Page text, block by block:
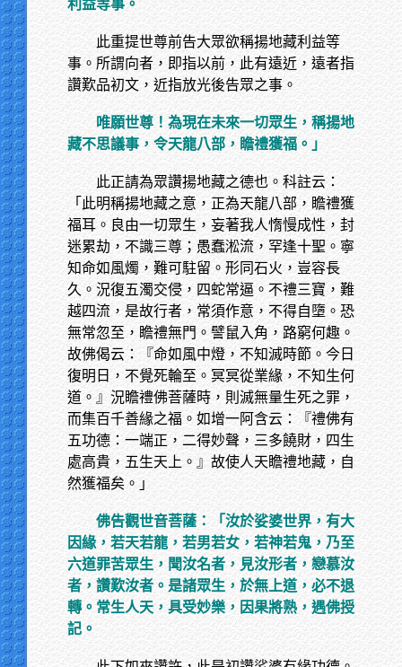
利益等事。
此重提世尊前告大眾欲稱揚地藏利益等
事。所謂向者，即指以前，此有遠近，遠者指
讚歎品初文，近指放光後告眾之事。
唯願世尊！為現在未來一切眾生，稱揚地
藏不思議事，令天龍八部，瞻禮獲福。」
此正請為眾讚揚地藏之德也。科註云：
「此明稱揚地藏之意，正為天龍八部，瞻禮獲
福耳。良由一切眾生，妄著我人惰慢成性，封
迷累劫，不識三尊；愚蠢淞流，罕逢十聖。寧
知命如風燭，難可駐留。形同石火，豈容長
久。況復五濁交侵，四蛇常逼。不禮三寶，難
越四流，是故行者，常須作意，不得自墮。恐
無常忽至，瞻禮無門。譬鼠入角，路窮何趣。
故佛偈云：『命如風中燈，不知滅時節。今日
復明日，不覺死輪至。冥冥從業緣，不知生何
道。』況瞻禮佛菩薩時，則滅無量生死之罪，
而集百千善緣之福。如增一阿含云：『禮佛有
五功德：一端正，二得妙聲，三多饒財，四生
處高貴，五生天上。』故使人天瞻禮地藏，自
然獲福矣。」
佛告觀世音菩薩：「汝於娑婆世界，有大
因緣，若天若龍，若男若女，若神若鬼，乃至
六道罪苦眾生，聞汝名者，見汝形者，戀慕汝
者，讚歎汝者。是諸眾生，於無上道，必不退
轉。常生人天，具受妙樂，因果將熟，遇佛授
記。